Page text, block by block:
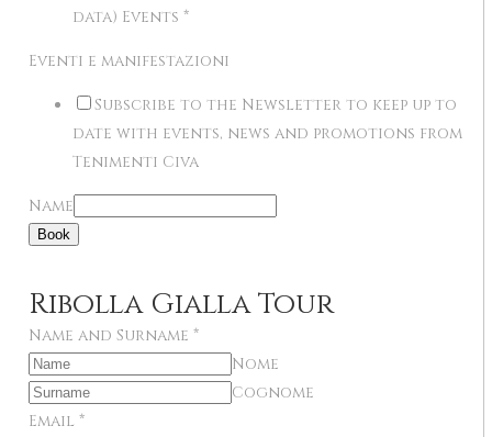
data) Events *
Eventi e manifestazioni
Subscribe to the Newsletter to keep up to
date with events, news and promotions from
Tenimenti Civa
Name
Book
Ribolla Gialla Tour
Name and Surname *
Nome
Cognome
Email *